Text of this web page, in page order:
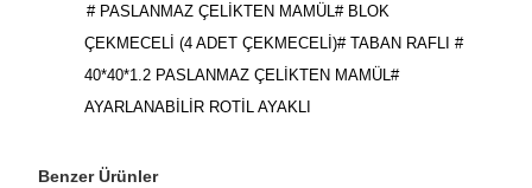
# PASLANMAZ ÇELİKTEN MAMÜL# BLOK
ÇEKMECELİ (4 ADET ÇEKMECELİ)# TABAN RAFLI #
40*40*1.2 PASLANMAZ ÇELİKTEN MAMÜL#
AYARLANABİLİR ROTİL AYAKLI
Benzer Ürünler